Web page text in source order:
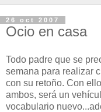
26 oct 2007
Ocio en casa
Todo padre que se
semana para realizar
con su retoño. Con
ambos, será un
vocabulario